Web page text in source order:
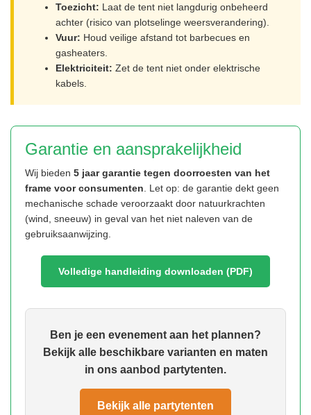
Toezicht: Laat de tent niet langdurig onbeheerd
achter (risico van plotselinge weersverandering).
Vuur: Houd veilige afstand tot barbecues en
gasheaters.
Elektriciteit: Zet de tent niet onder elektrische
kabels.
Garantie en aansprakelijkheid
Wij bieden 5 jaar garantie tegen doorroesten van het
frame voor consumenten . Let op: de garantie dekt geen
mechanische schade veroorzaakt door natuurkrachten
(wind, sneeuw) in geval van het niet naleven van de
gebruiksaanwijzing.
Volledige handleiding downloaden (PDF)
Ben je een evenement aan het plannen?
Bekijk alle beschikbare varianten en maten
in ons aanbod partytenten.
Bekijk alle partytenten